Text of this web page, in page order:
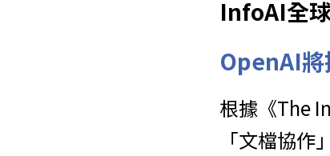
InfoAI全
OpenAI將
根據《The
「文檔協